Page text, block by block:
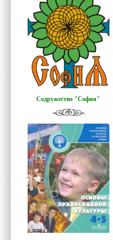
Содружество "София"